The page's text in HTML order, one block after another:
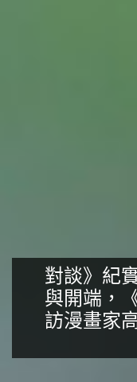
對談》紀
與開端，
訪漫畫家